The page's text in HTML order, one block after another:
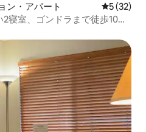
ン・アパート レビュー
5 (32)
寝室、ゴンドラまで徒歩10